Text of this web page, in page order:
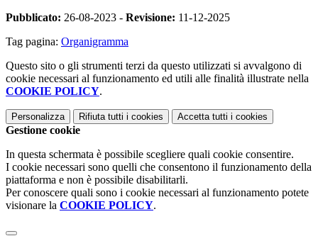
Pubblicato: 26-08-2023 - Revisione: 11-12-2025
Tag pagina: Organigramma
Questo sito o gli strumenti terzi da questo utilizzati si avvalgono di
cookie necessari al funzionamento ed utili alle finalità illustrate nella
COOKIE POLICY.
Personalizza Rifiuta tutti i cookies Accetta tutti i cookies
Gestione cookie
In questa schermata è possibile scegliere quali cookie consentire.
I cookie necessari sono quelli che consentono il funzionamento della
piattaforma e non è possibile disabilitarli.
Per conoscere quali sono i cookie necessari al funzionamento potete
visionare la COOKIE POLICY.